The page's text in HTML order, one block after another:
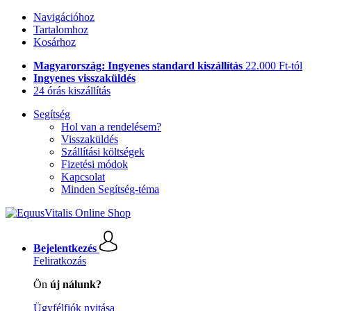
Navigációhoz
Tartalomhoz
Kosárhoz
Magyarország: Ingyenes standard kiszállítás 22.000 Ft-tól
Ingyenes visszaküldés
24 órás kiszállítás
Segítség
Hol van a rendelésem?
Visszaküldés
Szállítási költségek
Fizetési módok
Kapcsolat
Minden Segítség-téma
Bejelentkezés
Feliratkozás
Ön új nálunk?
Ügyfélfiók nyitása